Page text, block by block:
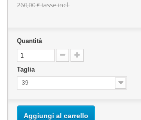
260,00 €tasse incl.
Quantità
Taglia
39
Aggiungi al carrello